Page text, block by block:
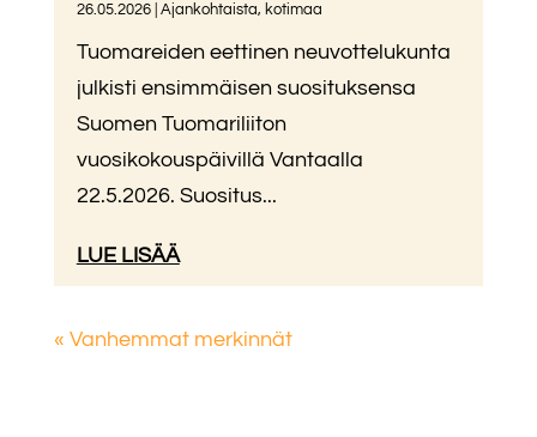
26.05.2026| Ajankohtaista, kotimaa
Tuomareiden eettinen neuvottelukunta
julkisti ensimmäisen suosituksensa
Suomen Tuomariliiton
vuosikokouspäivillä Vantaalla
22.5.2026. Suositus...
LUE LISÄÄ
« Vanhemmat merkinnät